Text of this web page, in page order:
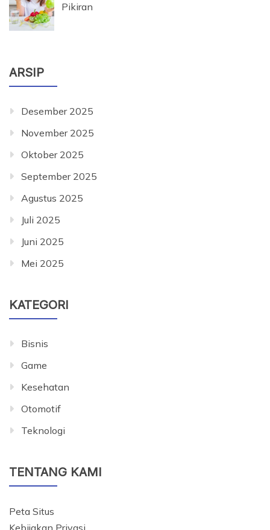
Pikiran
ARSIP
Desember 2025
November 2025
Oktober 2025
September 2025
Agustus 2025
Juli 2025
Juni 2025
Mei 2025
KATEGORI
Bisnis
Game
Kesehatan
Otomotif
Teknologi
TENTANG KAMI
Peta Situs